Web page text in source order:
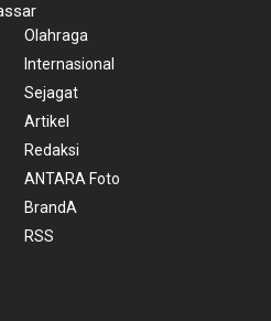
Olahraga
Internasional
Sejagat
Artikel
Redaksi
ANTARA Foto
BrandA
RSS